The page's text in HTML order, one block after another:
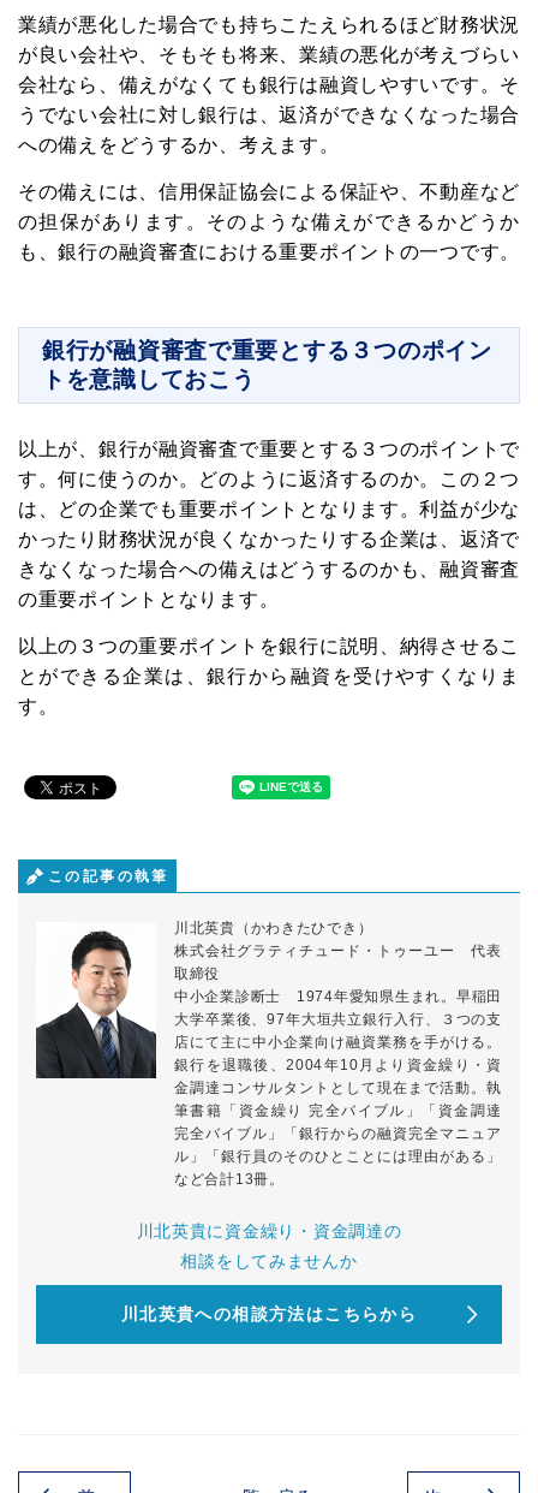
業績が悪化した場合でも持ちこたえられるほど財務状況
が良い会社や、そもそも将来、業績の悪化が考えづらい
会社なら、備えがなくても銀行は融資しやすいです。そ
うでない会社に対し銀行は、返済ができなくなった場合
への備えをどうするか、考えます。
その備えには、信用保証協会による保証や、不動産など
の担保があります。そのような備えができるかどうか
も、銀行の融資審査における重要ポイントの一つです。
銀行が融資審査で重要とする３つのポイン
トを意識しておこう
以上が、銀行が融資審査で重要とする３つのポイントで
す。何に使うのか。どのように返済するのか。この２つ
は、どの企業でも重要ポイントとなります。利益が少な
かったり財務状況が良くなかったりする企業は、返済で
きなくなった場合への備えはどうするのかも、融資審査
の重要ポイントとなります。
以上の３つの重要ポイントを銀行に説明、納得させるこ
とができる企業は、銀行から融資を受けやすくなりま
す。
この記事の執筆
川北英貴（かわきたひでき）
株式会社グラティチュード・トゥーユー 代表
取締役
中小企業診断士 1974年愛知県生まれ。早稲田
大学卒業後、97年大垣共立銀行入行、３つの支
店にて主に中小企業向け融資業務を手がける。
銀行を退職後、2004年10月より資金繰り・資
金調達コンサルタントとして現在まで活動。執
筆書籍「資金繰り 完全バイブル」「資金調達
完全バイブル」「銀行からの融資完全マニュア
ル」「銀行員のそのひとことには理由がある」
など合計13冊。
川北英貴に資金繰り・資金調達の
相談をしてみませんか
川北英貴への相談方法はこちらから
下記から職種を選んでください
プライバシーポリシー 登録